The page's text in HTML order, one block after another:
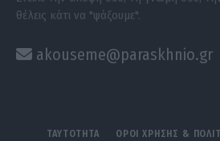
θέλεις κάτι να "ψάξουμε".
akouseme@paraskhnio.gr
ΤΑΥΤΟΤΗΤΑ ΟΡΟΙ ΧΡΗΣΗΣ &